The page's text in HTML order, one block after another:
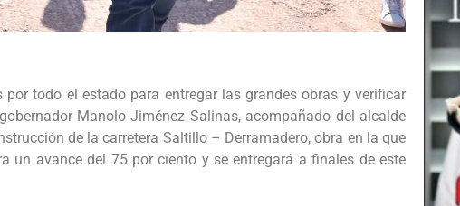
todo el estado para entregar las grandes obras y verificar
Manolo Jiménez Salinas, acompañado del alcalde
de la carretera Saltillo – Derramadero, obra en la que
un avance del 75 por ciento y se entregará a finales de este